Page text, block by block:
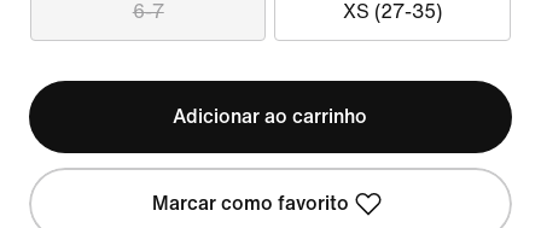
6-7 XS (27-35)
Adicionar ao carrinho
Marcar como favorito